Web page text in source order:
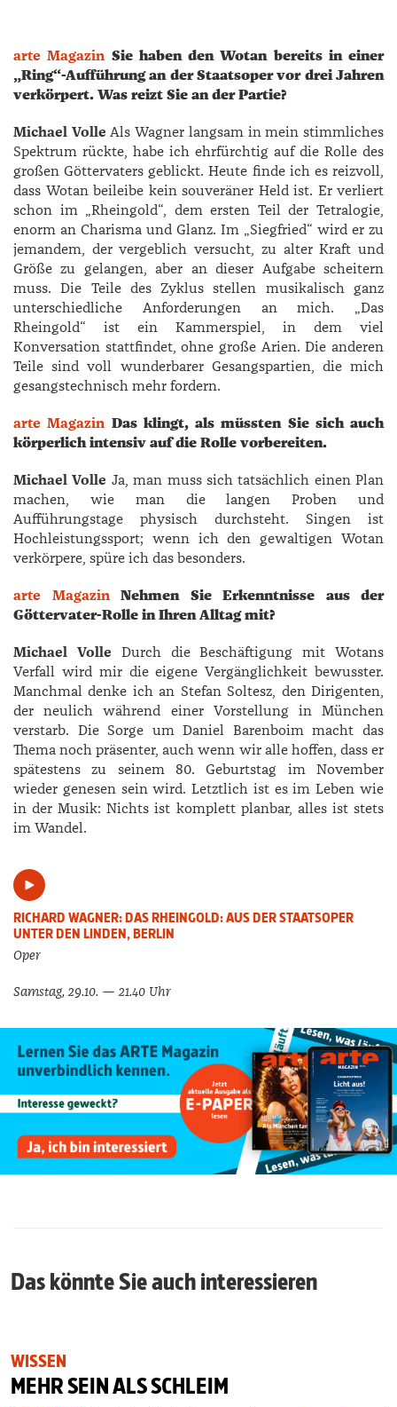
arte Magazin Sie haben den Wotan bereits in einer
„Ring“-Aufführung an der Staatsoper vor drei Jahren
verkörpert. Was reizt Sie an der Partie?
Michael Volle Als Wagner langsam in mein stimmliches
Spektrum rückte, habe ich ehrfürchtig auf die Rolle des
großen Göttervaters geblickt. Heute finde ich es reizvoll,
dass Wotan beileibe kein souveräner Held ist. Er verliert
schon im „Rheingold“, dem ersten Teil der Tetralogie,
enorm an Charisma und Glanz. Im „Siegfried“ wird er zu
jemandem, der vergeblich versucht, zu alter Kraft und
Größe zu gelangen, aber an dieser Aufgabe scheitern
muss. Die Teile des Zyklus stellen musikalisch ganz
unterschiedliche Anforderungen an mich. „Das
Rheingold“ ist ein Kammerspiel, in dem viel
Konversation stattfindet, ohne große Arien. Die anderen
Teile sind voll wunderbarer Gesangspartien, die mich
gesangstechnisch mehr fordern.
arte Magazin Das klingt, als müssten Sie sich auch
körperlich intensiv auf die Rolle vorbereiten.
Michael Volle Ja, man muss sich tatsächlich einen Plan
machen, wie man die langen Proben und
Aufführungstage physisch durchsteht. Singen ist
Hochleistungssport; wenn ich den gewaltigen Wotan
verkörpere, spüre ich das besonders.
arte MagazinNehmen Sie Erkenntnisse aus der
Götter­vater-Rolle in Ihren Alltag mit?
Michael Volle Durch die Beschäftigung mit Wotans
Verfall wird mir die eigene Vergänglichkeit bewusster.
Manchmal denke ich an Stefan Soltesz, den Dirigenten,
der neulich während einer Vorstellung in München
verstarb. Die Sorge um ­Daniel ­Barenboim macht das
Thema noch präsenter, auch wenn wir alle hoffen, dass er
spätestens zu seinem 80. Geburtstag im November
wieder genesen sein wird. Letztlich ist es im Leben wie
in der Musik: Nichts ist komplett planbar, alles ist stets
im Wandel.
RICHARD WAGNER: DAS RHEINGOLD: AUS DER STAATSOPER
UNTER DEN LINDEN, BERLIN
Oper
Samstag, 29.10. — 21.40 Uhr
Das könnte Sie auch interessieren
WISSEN
MEHR SEIN ALS SCHLEIM